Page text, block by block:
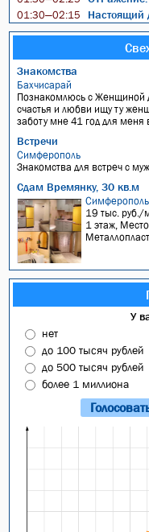
01:30—02:15 Настоящий
Знакомства
Бахчисарай
Познакомлюсь с Женщиной
счастья и любви ищу ту
заботу мне 41 год для меня
Встречи
Симферополь
Знакомства для встреч с
Сдам Времянку, 30 кв.м
19 тыс. руб./
1 этаж,
У
нет
до 100 тысяч рублей
до 500 тысяч рублей
более 1 миллиона